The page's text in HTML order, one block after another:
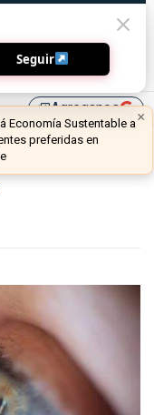
library_addAgreganos
Seguir